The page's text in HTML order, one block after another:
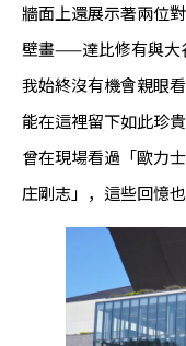
牆面上還展示著兩位
壁畫——達比修有與大
我始終沒有機會親眼
能在這裡留下如此珍
曾在現場看過「歐力
庄剛志」，這些回憶